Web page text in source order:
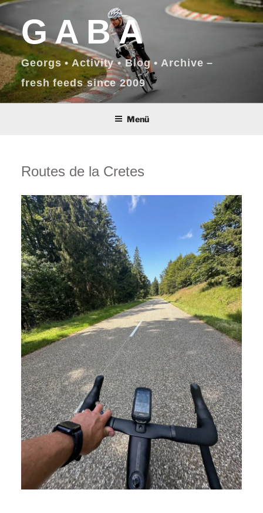
Zum
Inhalt
springenGABA
Georgs • Activity • Blog • Archive –
fresh feeds since 2009
Menü
Routes de la Cretes